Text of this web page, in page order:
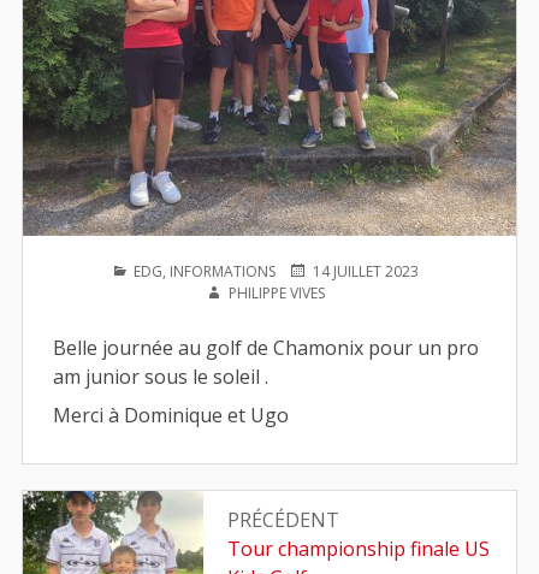
PUBLIÉ
EDG, INFORMATIONS
PUBLIÉ
LE
14 JUILLET 2023
PHILIPPE VIVES
Belle journée au golf de Chamonix pour un pro
am junior sous le soleil .
Merci à Dominique et Ugo
Navigation
de
PRÉCÉDENT
Article
Tour championship finale US